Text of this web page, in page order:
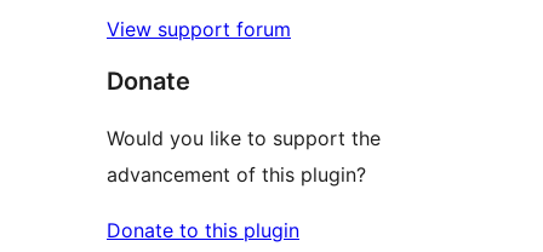
View support forum
Donate
Would you like to support the
advancement of this plugin?
Donate to this plugin